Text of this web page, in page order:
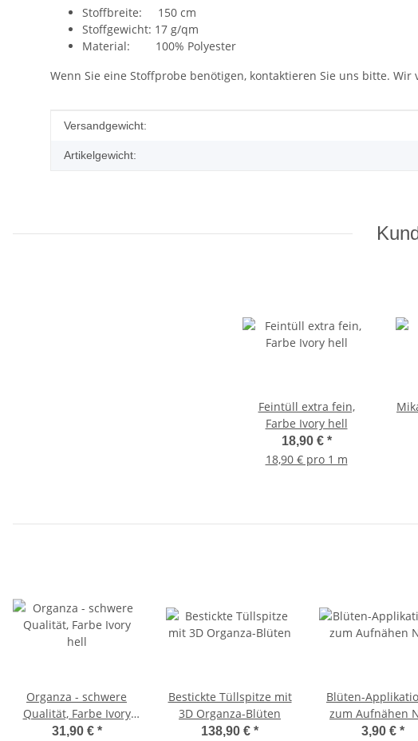
Stoffbreite: 150 cm
Stoffgewicht: 17 g/qm
Material: 100% Polyester
Wenn Sie eine Stoffprobe benötigen, kontaktieren Sie uns bitte.
Produkteigenschaft
Wert
Versandgewicht:
Artikelgewicht:
Feintüll extra fein,
Farbe Ivory hell
18,90 € *
18,90 € pro 1 m
Organza - schwere
Qualität, Farbe Ivory
hell
31,90 € *
Bestickte Tüllspitze mit
3D Organza-Blüten
138,90 € *
Blüten-
zum Aufnähen
3,90 € *